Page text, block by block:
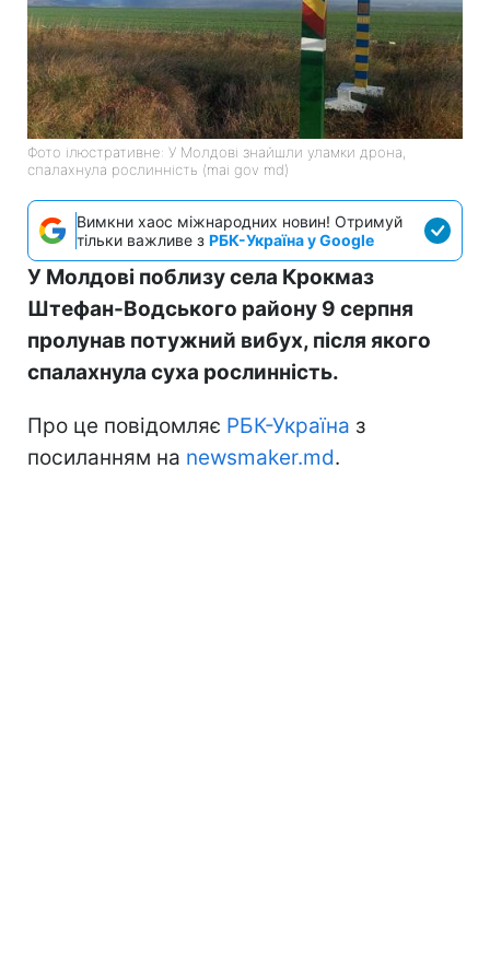
Фото ілюстративне: У Молдові знайшли уламки дрона,
спалахнула рослинність (mai gov md)
Вимкни хаос міжнародних новин! Отримуй
тільки важливе з РБК-Україна у Google
У Молдові поблизу села Крокмаз
Штефан-Водського району 9 серпня
пролунав потужний вибух, після якого
спалахнула суха рослинність.
Про це повідомляє РБК-Україна з
посиланням на newsmaker.md.